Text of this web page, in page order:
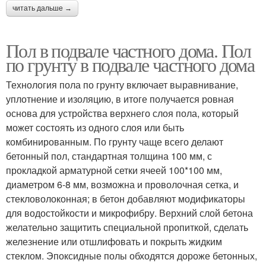
читать дальше →
Пол в подвале частного дома. Пол
по грунту в подвале частного дома
Технология пола по грунту включает выравнивание,
уплотнение и изоляцию, в итоге получается ровная
основа для устройства верхнего слоя пола, который
может состоять из одного слоя или быть
комбинированным. По грунту чаще всего делают
бетонный пол, стандартная толщина 100 мм, с
прокладкой арматурной сетки ячеей 100*100 мм,
диаметром 6-8 мм, возможна и проволочная сетка, и
стекловолоконная; в бетон добавляют модификаторы
для водостойкости и микрофибру. Верхний слой бетона
желательно защитить специальной пропиткой, сделать
железнение или отшлифовать и покрыть жидким
стеклом. Эпоксидные полы обходятся дороже бетонных,